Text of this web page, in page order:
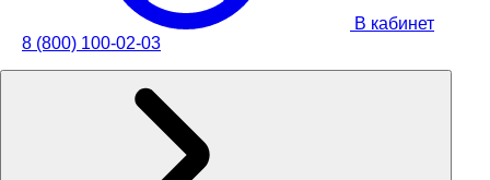
В кабинет
8 (800) 100-02-03